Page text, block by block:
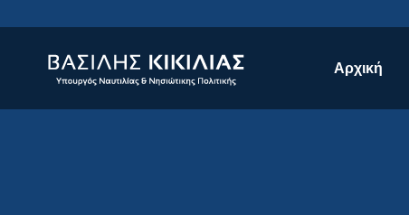
Αρχική